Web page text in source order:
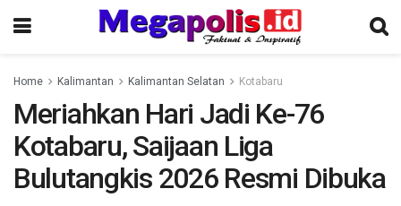
Home Kalimantan Kalimantan Selatan Kotabaru
Meriahkan Hari Jadi Ke-76
Kotabaru, Saijaan Liga
Bulutangkis 2026 Resmi Dibuka